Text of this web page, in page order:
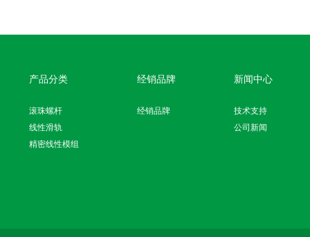
产品分类
滚珠螺杆
线性滑轨
精密线性模组
经销品牌
经销品牌
新闻中心
技术支持
公司新闻